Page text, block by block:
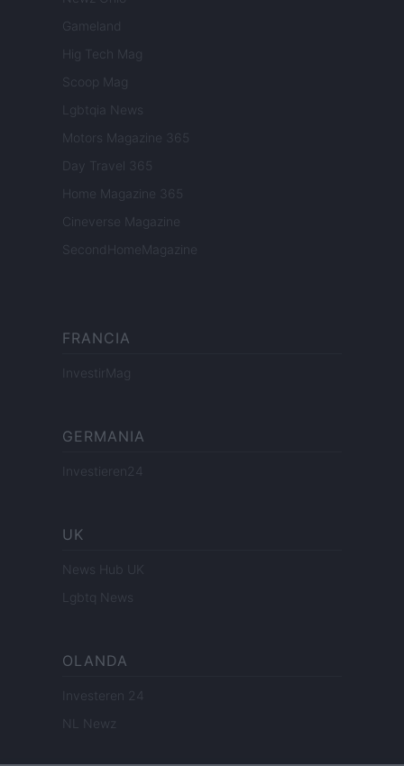
Gameland
Hig Tech Mag
Scoop Mag
Lgbtqia News
Motors Magazine 365
Day Travel 365
Home Magazine 365
Cineverse Magazine
SecondHomeMagazine
FRANCIA
InvestirMag
GERMANIA
Investieren24
UK
News Hub UK
Lgbtq News
OLANDA
Investeren 24
NL Newz